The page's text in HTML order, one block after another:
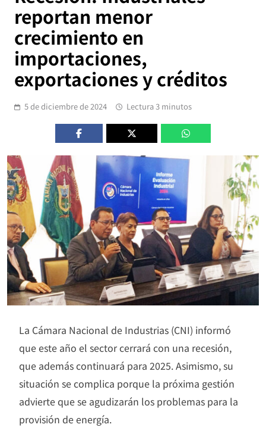
reportan menor
crecimiento en
importaciones,
exportaciones y créditos
5 de diciembre de 2024 Lectura 3 minutos
La Cámara Nacional de Industrias (CNI) informó
que este año el sector cerrará con una recesión,
que además continuará para 2025. Asimismo, su
situación se complica porque la próxima gestión
advierte que se agudizarán los problemas para la
provisión de energía.